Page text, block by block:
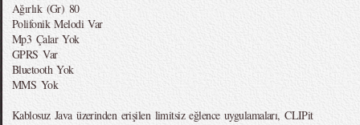
Ağırlık (Gr) 80
Polifonik Melodi Var
Mp3 Çalar Yok
GPRS Var
Bluetooth Yok
MMS Yok
Kablosuz Java üzerinden erişilen limitsiz eğlence uygulamaları, CLIPit